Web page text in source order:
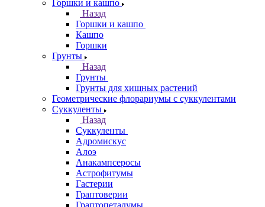
Горшки и кашпо
Назад
Горшки и кашпо
Кашпо
Горшки
Грунты
Назад
Грунты
Грунты для хищных растений
Геометрические флорариумы с суккулентами
Суккуленты
Назад
Суккуленты
Адромискус
Алоэ
Анакампсеросы
Астрофитумы
Гастерии
Граптоверии
Граптопеталумы